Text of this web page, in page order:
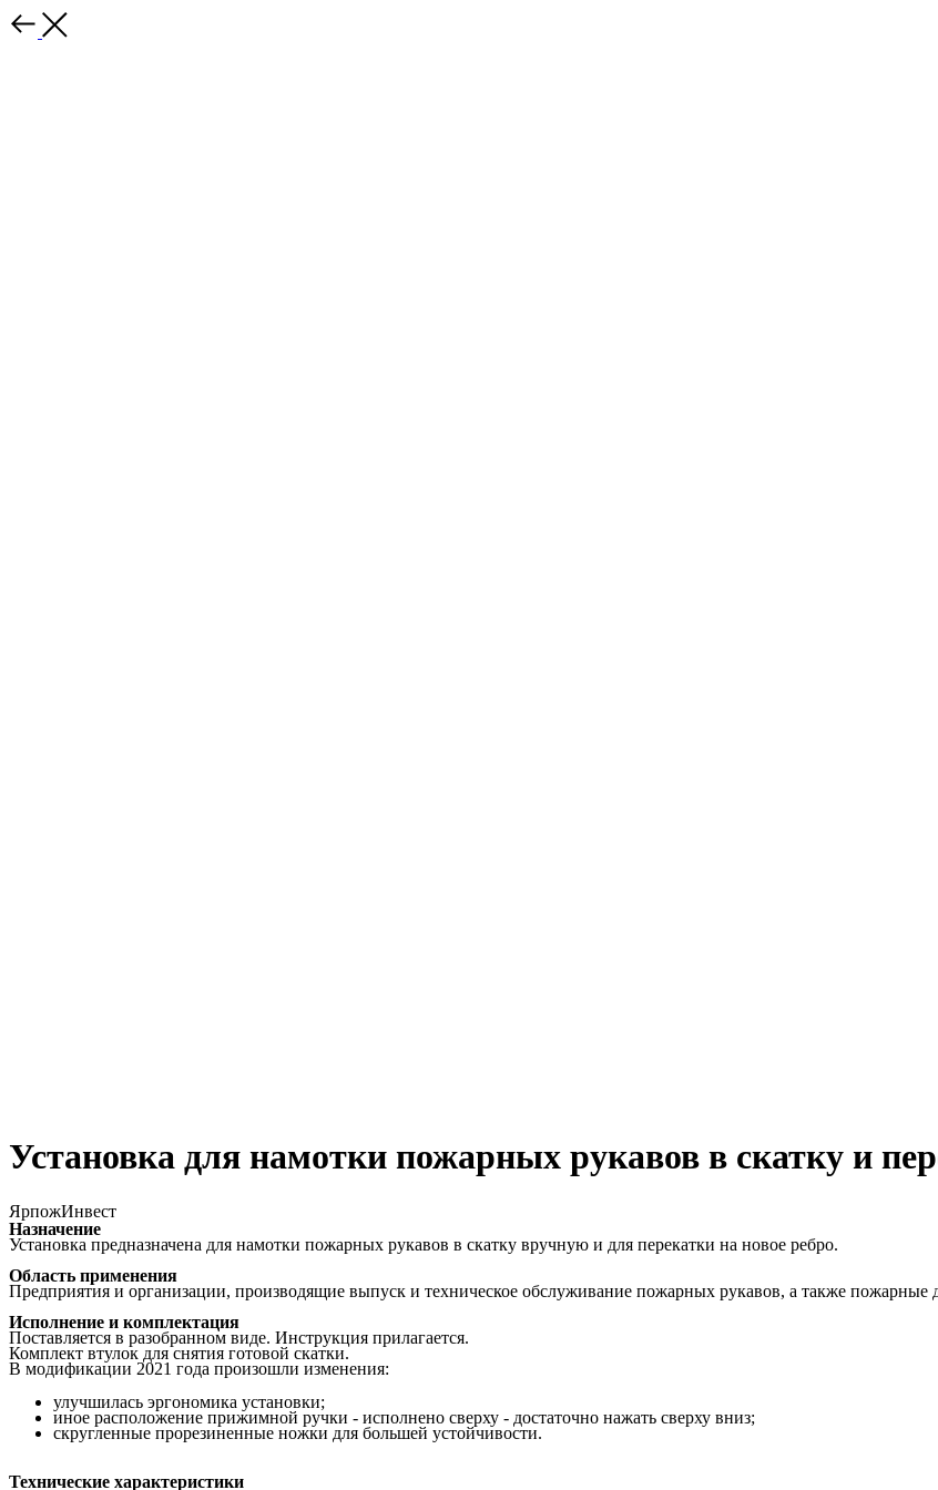
Установка для намотки пожарных рукавов в скатку и
ЯрпожИнвест
Назначение
Установка предназначена для намотки пожарных рукавов в скатку вручную и для перекатки на новое ребро.
Область применения
Предприятия и организации, производящие выпуск и техническое обслуживание пожарных рукавов, а также пожарные
Исполнение и комплектация
Поставляется в разобранном виде. Инструкция прилагается.
Комплект втулок для снятия готовой скатки.
В модификации 2021 года произошли изменения:
улучшилась эргономика установки;
иное расположение прижимной ручки - исполнено сверху - достаточно нажать сверху вниз;
скругленные прорезиненные ножки для большей устойчивости.
Технические характеристики